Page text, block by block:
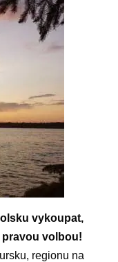
vykoupat,
pravou volbou!
regionu na